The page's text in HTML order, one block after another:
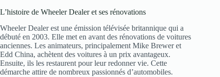
L’histoire de Wheeler Dealer et ses rénovations
Wheeler Dealer est une émission télévisée britannique qui a
débuté en 2003. Elle met en avant des rénovations de voitures
anciennes. Les animateurs, principalement Mike Brewer et
Edd China, achètent des voitures à un prix avantageux.
Ensuite, ils les restaurent pour leur redonner vie. Cette
démarche attire de nombreux passionnés d’automobiles.